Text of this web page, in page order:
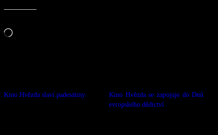
Načítání…
Kino Hvězda slaví padesátiny
Kino Hvězda se zapojuje do Dnů
evropského dědictví